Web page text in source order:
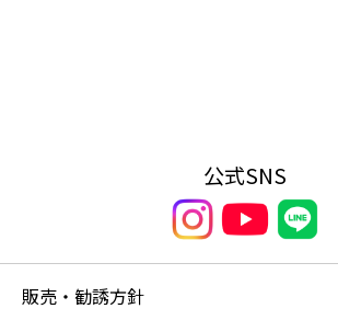
公式SNS
販売・勧誘方針